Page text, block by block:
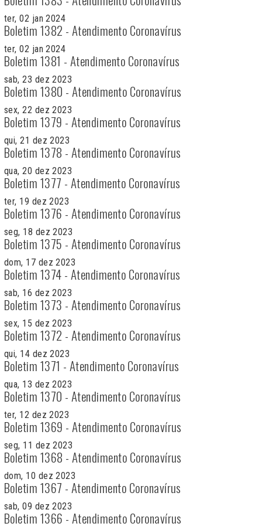
ter, 02 jan 2024
Boletim 1382 - Atendimento Coronavírus
ter, 02 jan 2024
Boletim 1381 - Atendimento Coronavírus
sab, 23 dez 2023
Boletim 1380 - Atendimento Coronavírus
sex, 22 dez 2023
Boletim 1379 - Atendimento Coronavírus
qui, 21 dez 2023
Boletim 1378 - Atendimento Coronavírus
qua, 20 dez 2023
Boletim 1377 - Atendimento Coronavírus
ter, 19 dez 2023
Boletim 1376 - Atendimento Coronavírus
seg, 18 dez 2023
Boletim 1375 - Atendimento Coronavírus
dom, 17 dez 2023
Boletim 1374 - Atendimento Coronavírus
sab, 16 dez 2023
Boletim 1373 - Atendimento Coronavírus
sex, 15 dez 2023
Boletim 1372 - Atendimento Coronavírus
qui, 14 dez 2023
Boletim 1371 - Atendimento Coronavírus
qua, 13 dez 2023
Boletim 1370 - Atendimento Coronavírus
ter, 12 dez 2023
Boletim 1369 - Atendimento Coronavírus
seg, 11 dez 2023
Boletim 1368 - Atendimento Coronavírus
dom, 10 dez 2023
Boletim 1367 - Atendimento Coronavírus
sab, 09 dez 2023
Boletim 1366 - Atendimento Coronavírus